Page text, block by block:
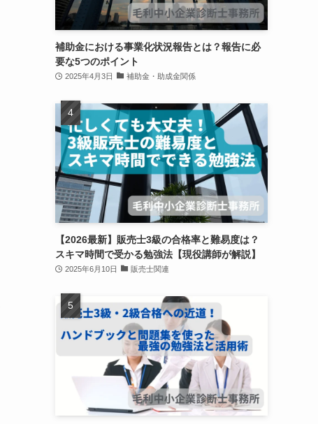
補助金における事業化状況報告とは？報告に必
要な5つのポイント
2025年4月3日 補助金・助成金関係
【2026最新】販売士3級の合格率と難易度は？
スキマ時間で受かる勉強法【現役講師が解説】
2025年6月10日 販売士関連